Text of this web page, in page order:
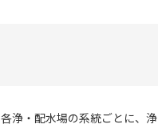
浄・配水場の系統ごとに、浄